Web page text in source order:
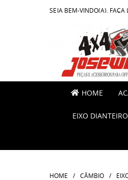
SEJA BEM-VINDO(A), FAÇA
HOME
EIXO DIANTEIRO
HOME CÂMBIO